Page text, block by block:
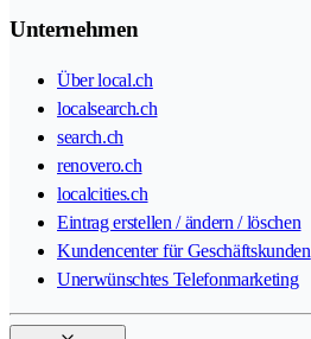
Unternehmen
Über local.ch
localsearch.ch
search.ch
renovero.ch
localcities.ch
Eintrag erstellen / ändern / löschen
Kundencenter für Geschäftskunden
Unerwünschtes Telefonmarketing